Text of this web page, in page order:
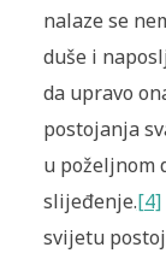
nalaze se
duše i
da upravo
postojanja
u poželjnom
slijeđenje.[4]
svijetu